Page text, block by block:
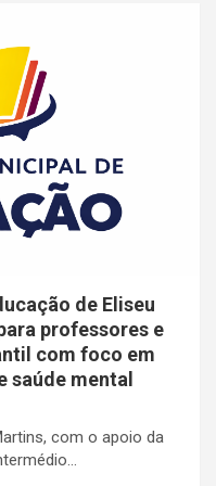
de Eliseu
professores e
com foco em
saúde mental
com o apoio da